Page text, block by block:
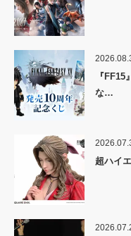
『
な…
超ハイ